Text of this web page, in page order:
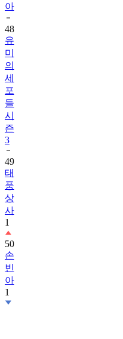
아
48
유
미
의
세
포
들
시
즌
3
49
태
풍
상
사
1
50
손
빈
아
1